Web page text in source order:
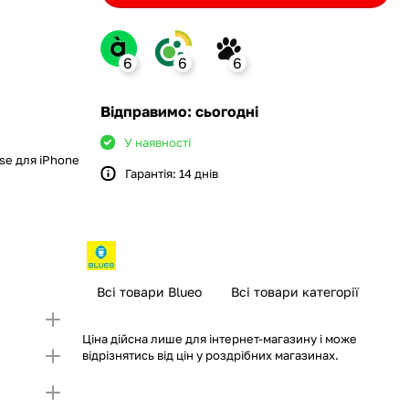
для iPhone
6
картку і створіть
6
частинами.
6
першої частини платежу та Першого
Відправимо: сьогодні
У наявності
Гарантія: 14 днів
Всі товари Blueo Всі товари категорії
Ціна дійсна лише для інтернет-магазину і може
відрізнятись від цін у роздрібних магазинах.